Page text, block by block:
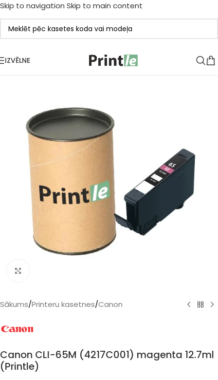
Skip to navigation Skip to main content
IZVĒLNE
Sākums/Printeru kasetnes/Canon
Canon CLI-65M (4217C001) magenta 12.7ml
(Printle)